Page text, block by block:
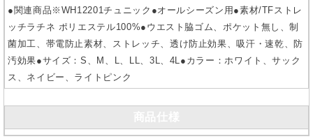
●関連商品※WH12201チュニック●オールシーズン用●素材/TFストレ
ッチラチネ ポリエステル100%●ウエスト脇ゴム、ポケット無し、制
菌加工、帯電防止素材、ストレッチ、透け防止効果、吸汗・速乾、防
汚効果●サイズ：S、M、L、LL、3L、4L●カラー：ホワイト、サック
ス、ネイビー、ライトピンク